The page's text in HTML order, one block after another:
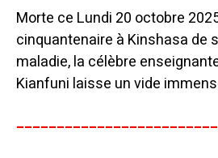
Morte ce Lundi 20 octobre
cinquantenaire à Kinshasa de
maladie, la célèbre
Kianfuni laisse un vide